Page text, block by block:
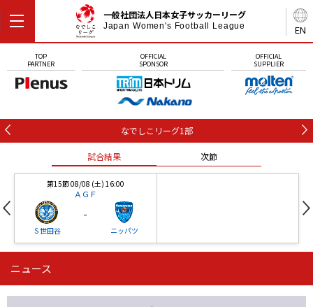
EN
一般社団法人日本女子サッカーリーグ
Japan Women's Football League
TOP
PARTNER
OFFICIAL
SPONSOR
OFFICIAL
SUPPLIER
なでしこリーグ1部
試合結果 次節
第15節 08/08 (土) 16:00
ＡＧＦ
Ｓ世田谷
-
ニッパツ
第16節 09/05 (土) 15:00
ニッパツ 石人の星
ニュース